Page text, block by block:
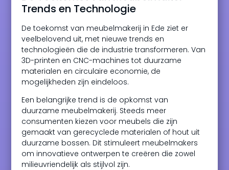
Trends en Technologie
De toekomst van meubelmakerij in Ede ziet er
veelbelovend uit, met nieuwe trends en
technologieën die de industrie transformeren. Van
3D-printen en CNC-machines tot duurzame
materialen en circulaire economie, de
mogelijkheden zijn eindeloos.
Een belangrijke trend is de opkomst van
duurzame meubelmakerij. Steeds meer
consumenten kiezen voor meubels die zijn
gemaakt van gerecyclede materialen of hout uit
duurzame bossen. Dit stimuleert meubelmakers
om innovatieve ontwerpen te creëren die zowel
milieuvriendelijk als stijlvol zijn.